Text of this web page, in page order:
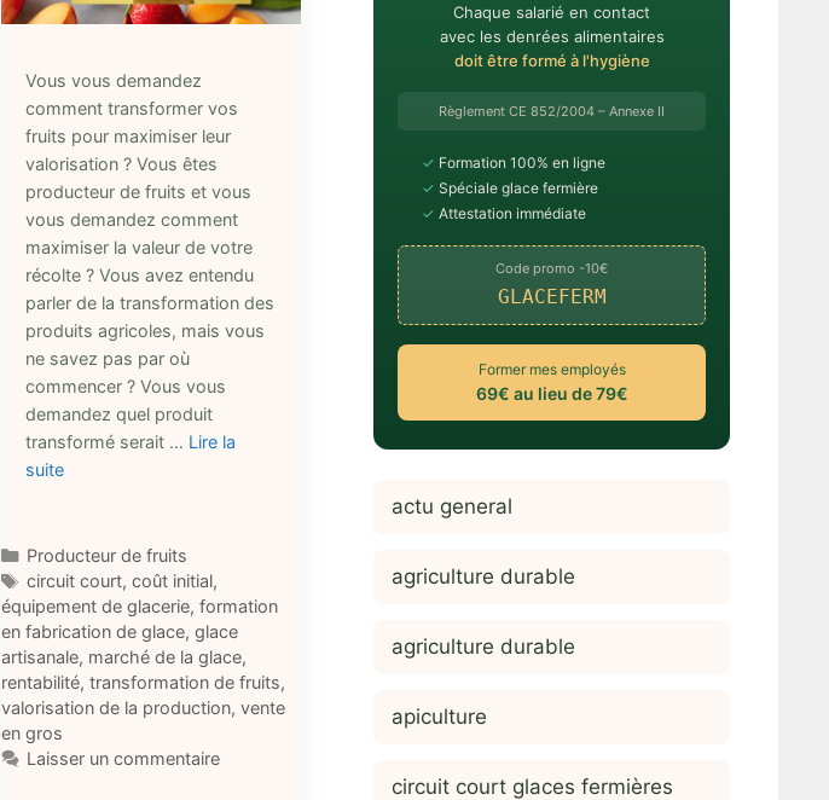
Vous vous demandez
comment transformer vos
fruits pour maximiser leur
valorisation ? Vous êtes
producteur de fruits et vous
vous demandez comment
maximiser la valeur de votre
récolte ? Vous avez entendu
parler de la transformation des
produits agricoles, mais vous
ne savez pas par où
commencer ? Vous vous
demandez quel produit
transformé serait … Lire la
suite
Catégories
Producteur de fruits
Étiquettes
circuit court,coût initial,
équipement de glacerie, formation
en fabrication de glace, glace
artisanale, marché de la glace,
rentabilité, transformation de fruits,
valorisation de la production, vente
en gros
Laisser un commentaire
Chaque salarié en contact
avec les denrées alimentaires
doit être formé à l'hygiène
Règlement CE 852/2004 – Annexe II
✓ Formation 100% en ligne
✓ Spéciale glace fermière
✓ Attestation immédiate
Code promo -10€
GLACEFERM
Former mes employés
69€ au lieu de 79€
actu general
agriculture durable
agriculture durable
apiculture
circuit court glaces fermières